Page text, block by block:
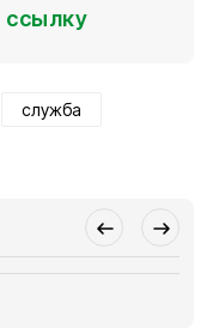
ссылку
служба